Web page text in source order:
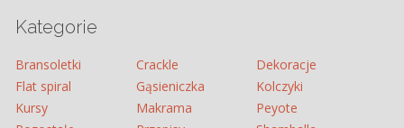
Kategorie
Bransoletki Crackle
Dekoracje
Flat spiral
Gąsieniczka
Kolczyki
Kursy
Makrama
Peyote